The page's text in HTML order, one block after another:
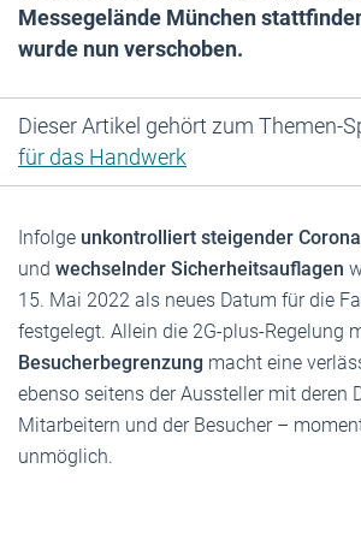
Messegelände München
wurde nun verschoben.
Dieser Artikel gehört zum Themen-
für das Handwerk
Infolge unkontrolliert steigender
und wechselnder Sicherheitsauflagen
15. Mai 2022 als neues Datum für die
festgelegt. Allein die 2G-plus-Regelung
Besucherbegrenzung macht eine
ebenso seitens der Aussteller mit deren
Mitarbeitern und der Besucher –
unmöglich.